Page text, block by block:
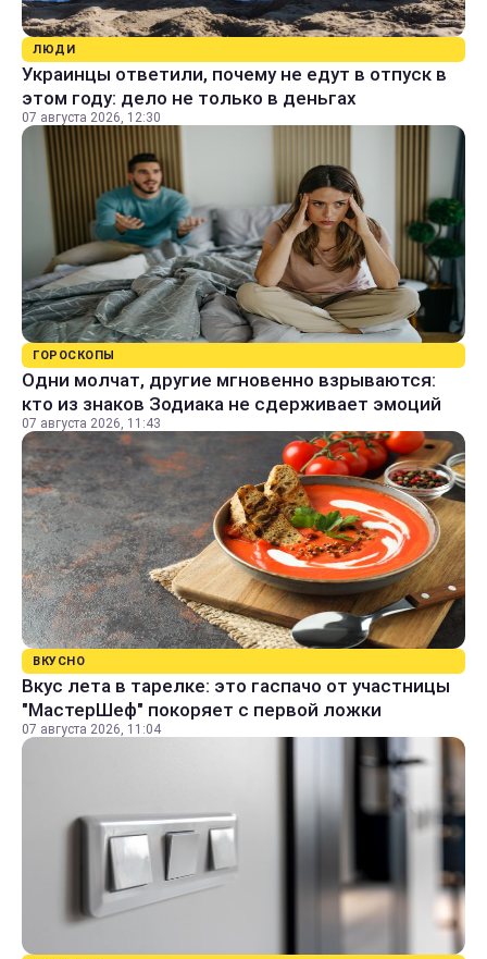
ЛЮДИ
Украинцы ответили, почему не едут в отпуск в
этом году: дело не только в деньгах
07 августа 2026, 12:30
ГОРОСКОПЫ
Одни молчат, другие мгновенно взрываются:
кто из знаков Зодиака не сдерживает эмоций
07 августа 2026, 11:43
ВКУСНО
Вкус лета в тарелке: это гаспачо от участницы
"МастерШеф" покоряет с первой ложки
07 августа 2026, 11:04